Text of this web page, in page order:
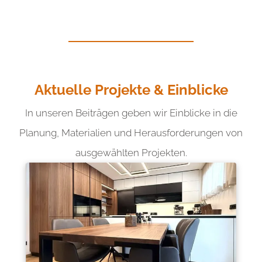
Aktuelle Projekte & Einblicke
In unseren Beiträgen geben wir Einblicke in die
Planung, Materialien und Herausforderungen von
ausgewählten Projekten.